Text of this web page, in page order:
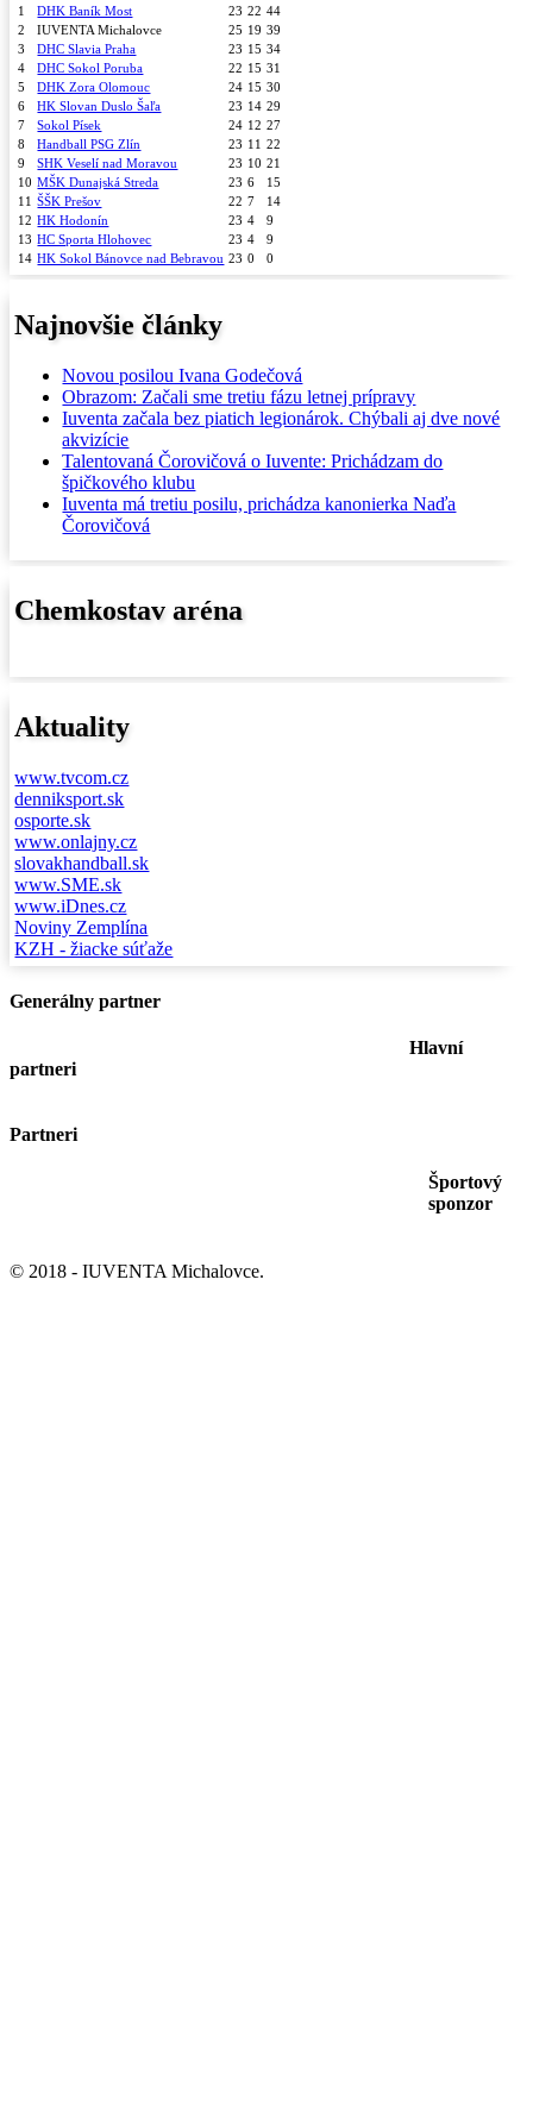
1 DHK Baník Most 23 22 44
2
IUVENTA Michalovce 25 19 39
3
DHC Slavia Praha 23 15 34
4
DHC Sokol Poruba 22 15 31
5
DHK Zora Olomouc 24 15 30
6
HK Slovan Duslo Šaľa 23 14 29
7
Sokol Písek 24 12 27
8
Handball PSG Zlín 23 11 22
9
SHK Veselí nad Moravou 23 10 21
10 MŠK Dunajská Streda 23 6
15
11 ŠŠK Prešov 22 7
14
12 HK Hodonín 23 4
9
13 HC Sporta Hlohovec 23 4
9
14 HK Sokol Bánovce nad Bebravou 23 0 0
Najnovšie články
Novou posilou Ivana Godečová
Obrazom: Začali sme tretiu fázu letnej prípravy
Iuventa začala bez piatich legionárok. Chýbali aj dve nové
akvizície
Talentovaná Čorovičová o Iuvente: Prichádzam do
špičkového klubu
Iuventa má tretiu posilu, prichádza kanonierka Naďa
Čorovičová
Chemkostav aréna
Aktuality
www.tvcom.cz
denniksport.sk
osporte.sk
www.onlajny.cz
slovakhandball.sk
www.SME.sk
www.iDnes.cz
Noviny Zemplína
KZH - žiacke súťaže
Generálny partner
Hlavní
partneri
Partneri
Športový
sponzor
© 2018 - IUVENTA Michalovce.